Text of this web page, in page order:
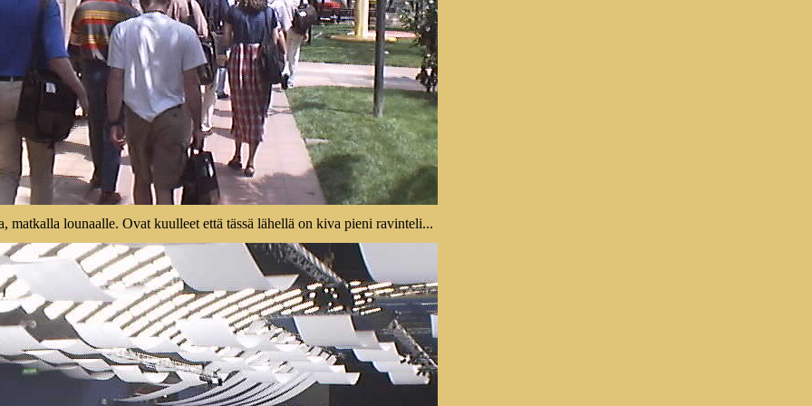
matkalla lounaalle. Ovat kuulleet että tässä lähellä on kiva pieni ravinteli...